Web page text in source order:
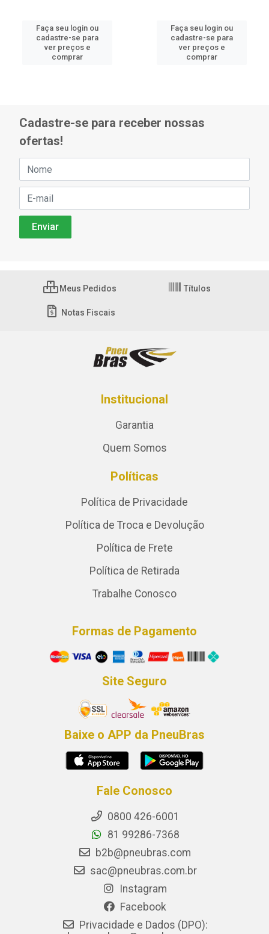
Faça seu login ou
cadastre-se para
ver preços e
comprar
Faça seu login ou
cadastre-se para
ver preços e
comprar
Cadastre-se para receber nossas
ofertas!
Meus Pedidos Títulos
Notas Fiscais
Institucional
Garantia
Quem Somos
Políticas
Política de Privacidade
Política de Troca e Devolução
Política de Frete
Política de Retirada
Trabalhe Conosco
Formas de Pagamento
Site Seguro
Baixe o APP da PneuBras
Fale Conosco
0800 426-6001
81 99286-7368
b2b@pneubras.com
sac@pneubras.com.br
Instagram
Facebook
Privacidade e Dados (DPO):